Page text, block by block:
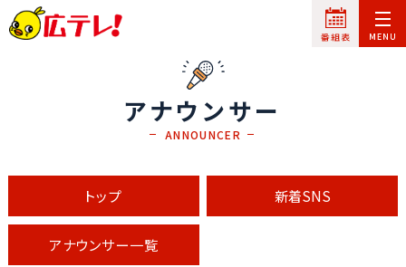
アナウンサー
ANNOUNCER
トップ 新着SNS
アナウンサー一覧